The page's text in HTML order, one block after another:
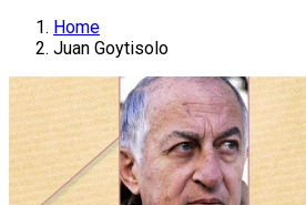
Home
Juan Goytisolo